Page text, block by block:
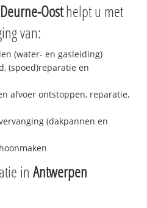
Oosthelpt u met
van:
(water- en gasleiding)
(spoed)reparatie en
afvoer ontstoppen, reparatie,
(dakpannen en
inAntwerpen